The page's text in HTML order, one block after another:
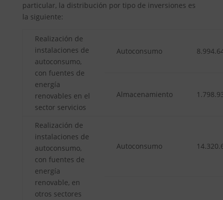
particular, la distribución por tipo de inversiones es
la siguiente:
Realización de
instalaciones de
autoconsumo,
con fuentes de
energía
renovables en el
sector servicios
Autoconsumo
Almacenamiento
Realización de
instalaciones de
autoconsumo,
con fuentes de
energía
renovable, en
otros sectores
Autoconsumo